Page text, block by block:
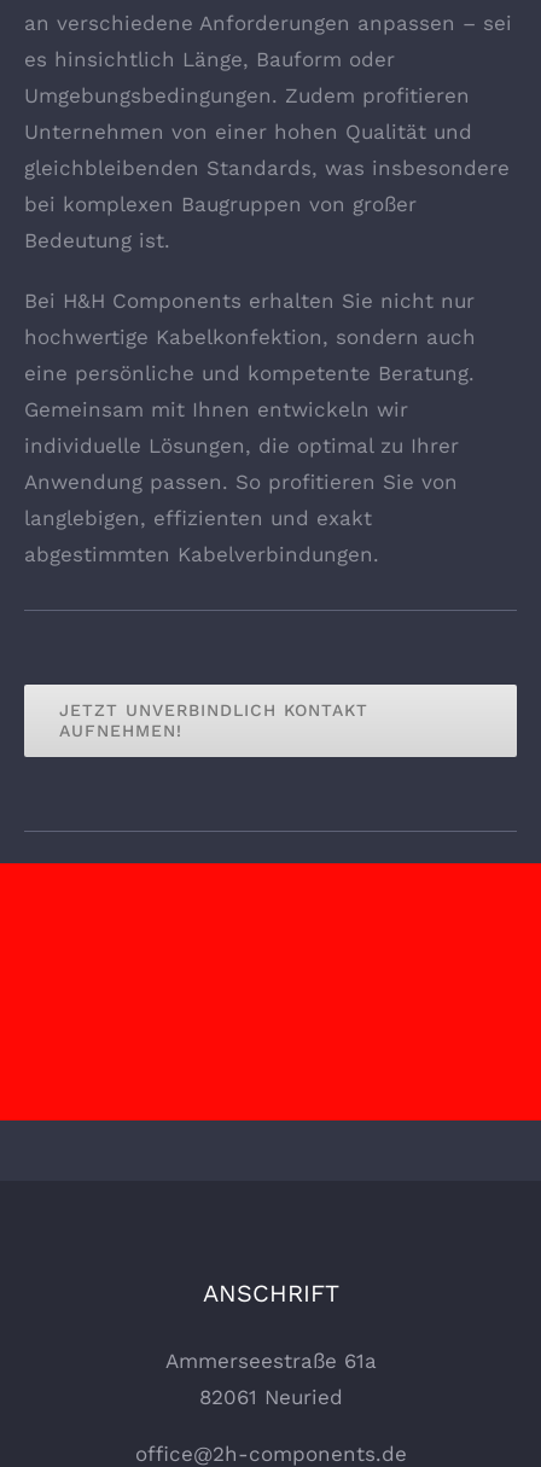
an verschiedene Anforderungen anpassen – sei
es hinsichtlich Länge, Bauform oder
Umgebungsbedingungen. Zudem profitieren
Unternehmen von einer hohen Qualität und
gleichbleibenden Standards, was insbesondere
bei komplexen Baugruppen von großer
Bedeutung ist.
Bei H&H Components erhalten Sie nicht nur
hochwertige Kabelkonfektion, sondern auch
eine persönliche und kompetente Beratung.
Gemeinsam mit Ihnen entwickeln wir
individuelle Lösungen, die optimal zu Ihrer
Anwendung passen. So profitieren Sie von
langlebigen, effizienten und exakt
abgestimmten Kabelverbindungen.
JETZT UNVERBINDLICH KONTAKT
AUFNEHMEN!
ANSCHRIFT
Ammerseestraße 61a
82061 Neuried
office@2h-components.de